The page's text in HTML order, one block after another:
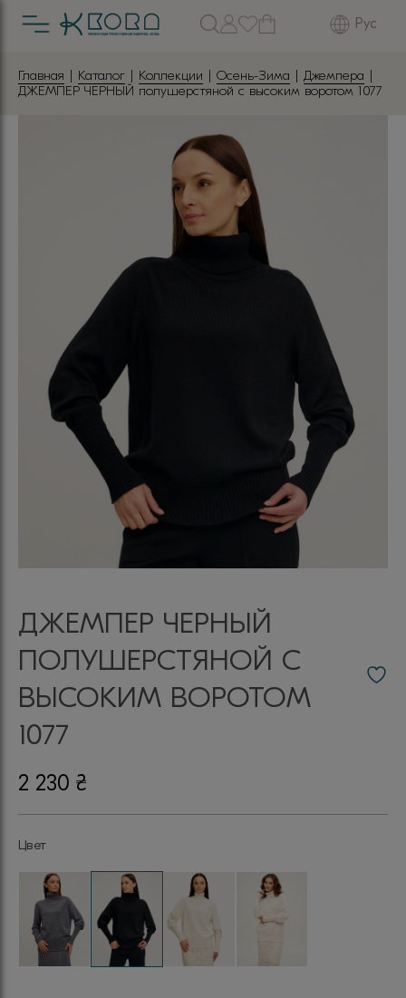
Рус
Главная | Каталог | Коллекции | Осень-Зима | Джемпера |
ДЖЕМПЕР ЧЕРНЫЙ полушерстяной с высоким воротом 1077
ДЖЕМПЕР ЧЕРНЫЙ
ПОЛУШЕРСТЯНОЙ С
ВЫСОКИМ ВОРОТОМ
1077
2 230 ₴
Цвет